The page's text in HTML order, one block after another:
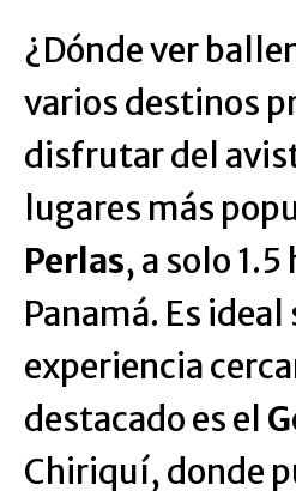
¿Dónde ver
varios destinos
disfrutar del
lugares más
Perlas, a solo
Panamá. Es
experiencia
destacado es el
Chiriquí, donde